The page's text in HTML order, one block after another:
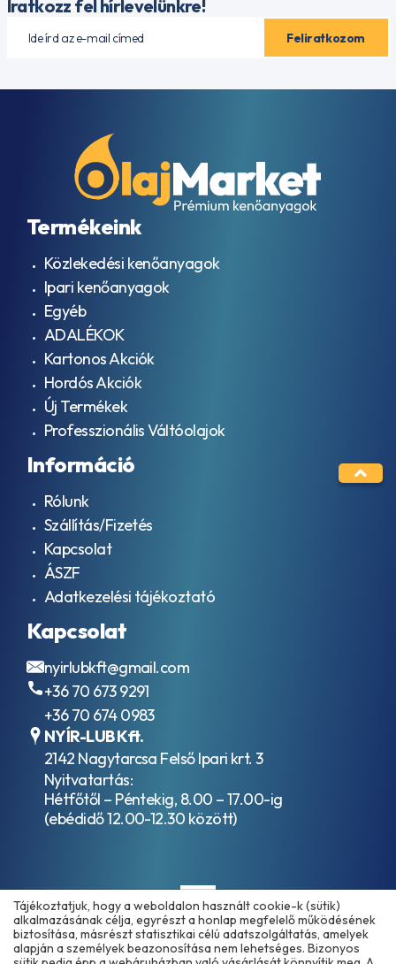
Iratkozz fel hírlevelünkre!
Termékeink
Közlekedési kenőanyagok
Ipari kenőanyagok
Egyéb
ADALÉKOK
Kartonos Akciók
Hordós Akciók
Új Termékek
Professzionális Váltóolajok
Információ
Rólunk
Szállítás/Fizetés
Kapcsolat
ÁSZF
Adatkezelési tájékoztató
Kapcsolat
nyirlubkft@gmail.com
+36 70 673 9291
+36 70 674 0983
NYÍR-LUB Kft.
2142 Nagytarcsa Felső Ipari krt. 3
Nyitvatartás:
Hétfőtől – Péntekig, 8.00 – 17.00-ig
(ebédidő 12.00-12.30 között)
Tájékoztatjuk, hogy a weboldalon használt cookie-k (sütik)
alkalmazásának célja, egyrészt a honlap megfelelő működésének
biztosítása, másrészt statisztikai célú adatszolgáltatás, amelyek
alapján a személyek beazonosítása nem lehetséges. Bizonyos